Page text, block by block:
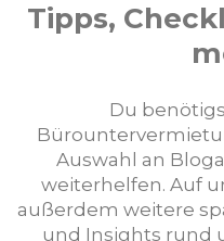
Tipps,
Du
Auswahl an
weiterhelfen. Auf
außerdem weitere
und Insights rund